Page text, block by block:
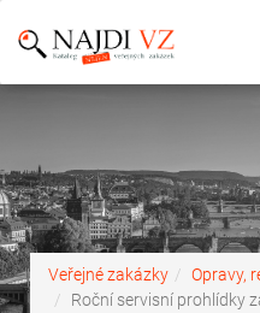
Veřejné zakázky
Opravy,
Roční servisní prohlídky